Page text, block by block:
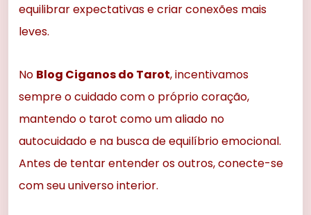
equilibrar expectativas e criar conexões mais
leves.
No Blog Ciganos do Tarot, incentivamos
sempre o cuidado com o próprio coração,
mantendo o tarot como um aliado no
autocuidado e na busca de equilíbrio emocional.
Antes de tentar entender os outros, conecte-se
com seu universo interior.